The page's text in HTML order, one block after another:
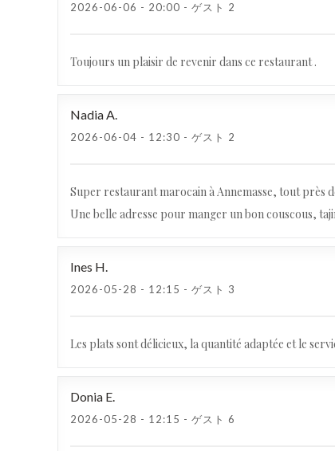
2026-06-06 - 20:00 - ゲスト 2
Toujours un plaisir de revenir dans ce restaurant .
NadiaA
2026-06-04 - 12:30 - ゲスト 2
Super restaurant marocain à Annemasse, tout près
Une belle adresse pour manger un bon couscous,
Ines H
2026-05-28 - 12:15 - ゲスト 3
Les plats sont délicieux, la quantité adaptée et le
Donia E
2026-05-28 - 12:15 - ゲスト 6